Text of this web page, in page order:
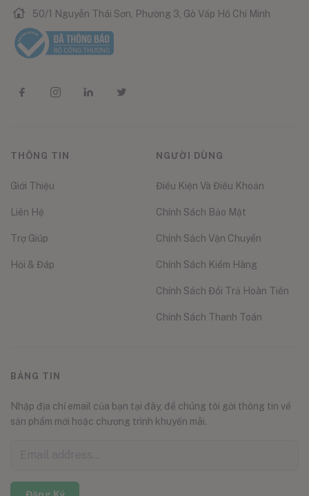
50/1 Nguyễn Thái Sơn, Phường 3, Gò Vấp Hồ Chí Minh
THÔNG TIN
Giới Thiệu
Liên Hệ
Trợ Giúp
Hỏi & Đáp
NGƯỜI DÙNG
Điều Kiện Và Điều Khoản
Chính Sách Bảo Mật
Chính Sách Vận Chuyển
Chính Sách Kiểm Hàng
Chính Sách Đổi Trả Hoàn Tiền
Chính Sách Thanh Toán
BẢNG TIN
Nhập địa chỉ email của bạn tại đây, để chúng tôi gởi thông tin về
sản phẩm mới hoặc chương trình khuyến mãi.